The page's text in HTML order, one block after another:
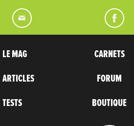
LE MAG
ARTICLES
TESTS
CARNETS
FORUM
BOUTIQUE